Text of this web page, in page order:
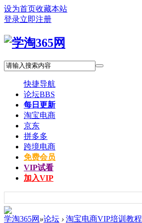
设为首页收藏本站
登录立即注册
快捷导航
论坛BBS
每日更新
淘宝电商
京东
拼多多
跨境电商
免费会员
VIP试看
加入VIP
学淘365网 »论坛 › 淘宝电商VIP培训教程